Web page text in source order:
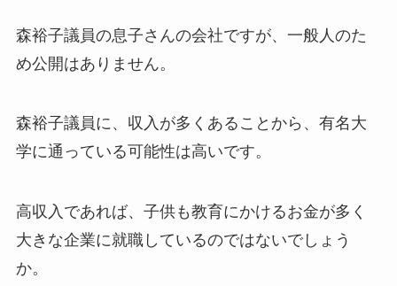
森裕子議員の息子さんの会社ですが、一般人のた
め公開はありません。
森裕子議員に、収入が多くあることから、有名大
学に通っている可能性は高いです。
高収入であれば、子供も教育にかけるお金が多く
大きな企業に就職しているのではないでしょう
か。